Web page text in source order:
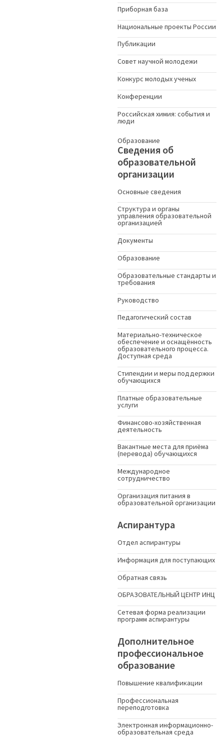
Приборная база
Национальные проекты России
Публикации
Совет научной молодежи
Конкурс молодых ученыx
Конференции
Российская химия: события и
люди
Образование
Сведения об
образовательной
организации
Основные сведения
Структура и органы
управления образовательной
организацией
Документы
Образование
Образовательные стандарты и
требования
Руководство
Педагогический состав
Материально-техническое
обеспечение и оснащённость
образовательного процесса.
Доступная среда
Стипендии и меры поддержки
обучающихся
Платные образовательные
услуги
Финансово-хозяйственная
деятельность
Вакантные места для приёма
(перевода) обучающихся
Международное
сотрудничество
Организация питания в
образовательной организации
Аспирантура
Отдел аспирантуры
Информация для поступающих
Обратная связь
ОБРАЗОВАТЕЛЬНЫЙ ЦЕНТР ИНЦ
Сетевая форма реализации
программ аспирантуры
Дополнительное
профессиональное
образование
Повышение квалификации
Профессиональная
переподготовка
Электронная информационно-
образовательная среда